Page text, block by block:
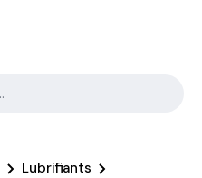
Lubrifiants